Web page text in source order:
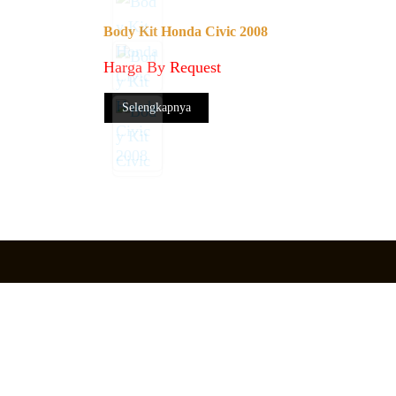
Body Kit Honda Civic 2008
Harga By Request
Selengkapnya